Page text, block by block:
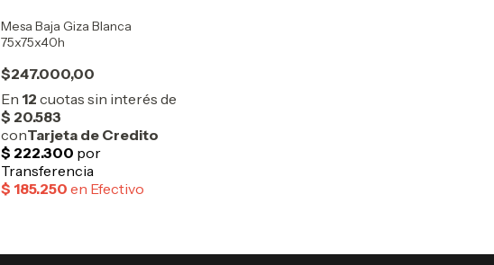
Mesa Baja Giza Blanca
75x75x40h
$247.000,00